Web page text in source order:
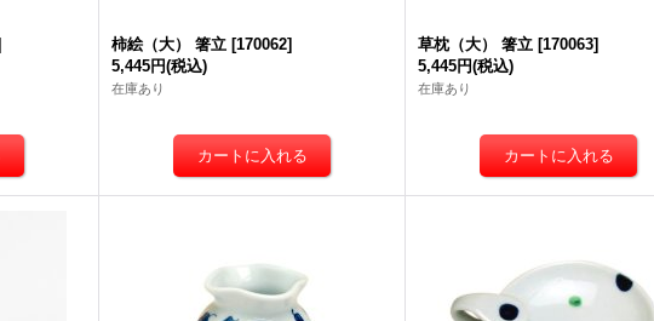
柿絵（大） 箸立 [170062]
5,445円(税込)
在庫あり
草枕（大） 箸立 [170063]
5,445円(税込)
在庫あり